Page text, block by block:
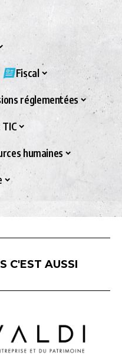
Fiscal
réglementées
humaines
C'EST AUSSI